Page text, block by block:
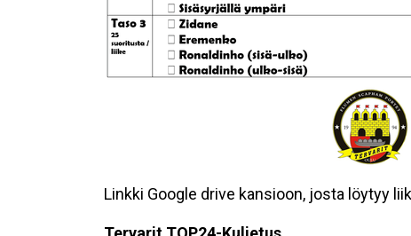
Linkki Google drive kansioon, josta löytyy